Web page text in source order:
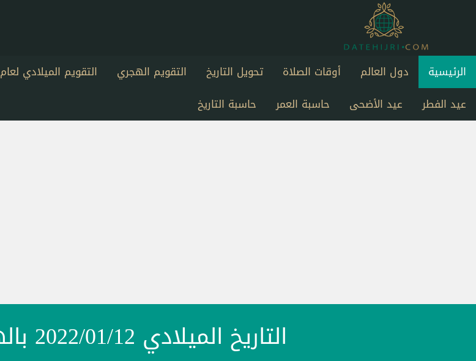
الرئيسية دول العالم أوقات الصلاة تحويل التاريخ التقويم الهجري التقويم الميلادي لعام 2026
عيد الفطر
عيد الأضحى حاسبة العمر حاسبة التاريخ
التاريخ الميلادي 2022/01/12 بالهجري والشمسي